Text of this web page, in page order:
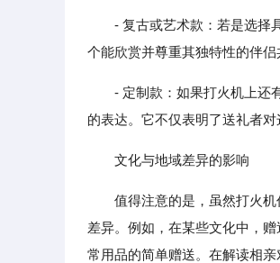
- 复古或艺术款：若是选择具
个能欣赏并尊重其独特性的伴
- 定制款：如果打火机上还
的表达。它不仅表明了送礼者
文化与地域差异的影响
值得注意的是，虽然打火
差异。例如，在某些文化中，
常用品的简单赠送。在解读相